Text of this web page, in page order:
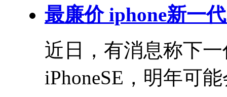
最廉价 iphone新一
近日，有消息称下
iPhoneSE，明年可